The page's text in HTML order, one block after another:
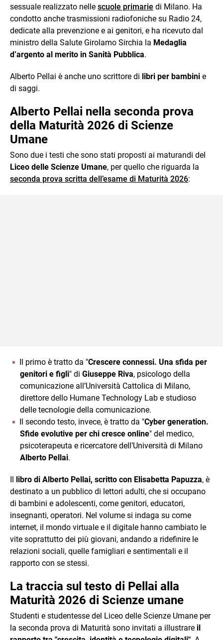
sessuale realizzato nelle scuole primarie di Milano. Ha
condotto anche trasmissioni radiofoniche su Radio 24,
dedicate alla prevenzione e ai genitori, e ha ricevuto dal
ministro della Salute Girolamo Sirchia la Medaglia
d’argento al merito in Sanità Pubblica.
Alberto Pellai è anche uno scrittore di libri per bambini e
di saggi.
Alberto Pellai nella seconda prova
della Maturità 2026 di Scienze
Umane
Sono due i testi che sono stati proposti ai maturandi del
Liceo delle Scienze Umane, per quello che riguarda la
seconda prova scritta dell’esame di Maturità 2026:
Il primo è tratto da "Crescere connessi. Una sfida per
genitori e figli" di Giuseppe Riva, psicologo della
comunicazione all’Università Cattolica di Milano,
direttore dello Humane Technology Lab e studioso
delle tecnologie della comunicazione.
Il secondo testo, invece, è tratto da "Cyber generation.
Sfide evolutive per chi cresce online" del medico,
psicoterapeuta e ricercatore dell’Università di Milano
Alberto Pellai.
Il libro di Alberto Pellai, scritto con Elisabetta Papuzza, è
destinato a un pubblico di lettori adulti, che si occupano
di bambini e adolescenti, come genitori, educatori,
insegnanti, operatori. Nel volume si indaga su come
internet, il mondo virtuale e il digitale hanno cambiato le
vite soprattutto dei più giovani, andando a ridefinire le
relazioni sociali, quelle famigliari e sentimentali e il
rapporto con se stessi.
La traccia sul testo di Pellai alla
Maturità 2026 di Scienze umane
Studenti e studentesse del Liceo delle Scienze Umane per
la seconda prova di Maturità sono invitati a illustrare il